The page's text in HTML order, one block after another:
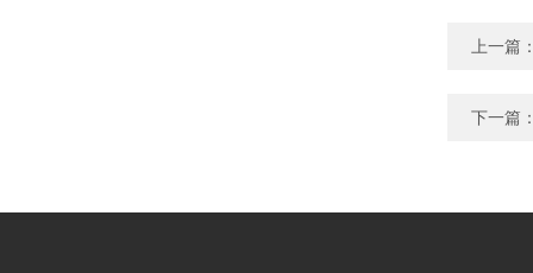
上一篇
下一篇